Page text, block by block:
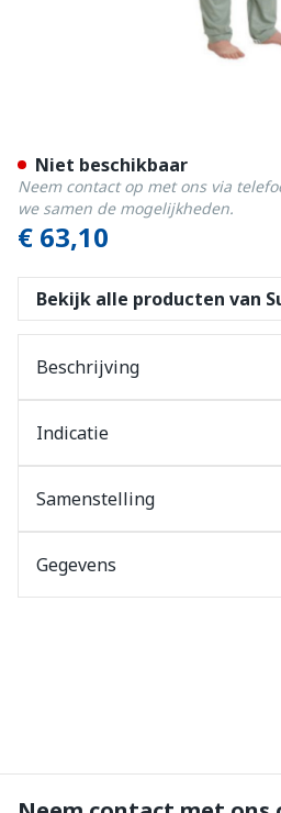
€ 63,10
Niet beschikbaar
Neem contact op met ons via
we samen de mogelijkheden.
Bekijk alle producten van
Beschrijving
Indicatie
Samenstelling
Gegevens